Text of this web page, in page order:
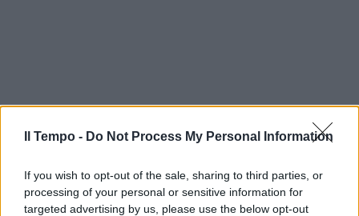
Il Tempo - Do Not Process My Personal Information
If you wish to opt-out of the sale, sharing to third parties, or
processing of your personal or sensitive information for
targeted advertising by us, please use the below opt-out